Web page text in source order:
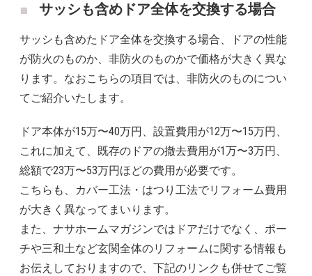
サッシも含めドア全体を交換する場合
サッシも含めたドア全体を交換する場合、ドアの性能
が防火のものか、非防火のものかで価格が大きく異な
ります。なおこちらの項目では、非防火のものについ
てご紹介いたします。
ドア本体が15万〜40万円、設置費用が12万〜15万円、
これに加えて、既存のドアの撤去費用が1万〜3万円、
総額で23万〜53万円ほどの費用が必要です。
こちらも、カバー工法・はつり工法でリフォーム費用
が大きく異なってまいります。
また、ナサホームマガジンではドアだけでなく、ポー
チや三和土など玄関全体のリフォームに関する情報も
お伝えしておりますので、下記のリンクも併せてご覧